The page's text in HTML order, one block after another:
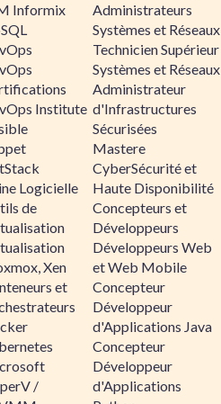
Informix
Institute
Logicielle
de
Xen
et
/
Administrateurs
Systèmes et Réseaux
Technicien Supérieur
Systèmes et Réseaux
Administrateur
d'Infrastructures
Sécurisées
Mastere
CyberSécurité et
Haute Disponibilité
Concepteurs et
Développeurs
Développeurs Web
et Web Mobile
Concepteur
Développeur
d'Applications Java
Concepteur
Développeur
d'Applications